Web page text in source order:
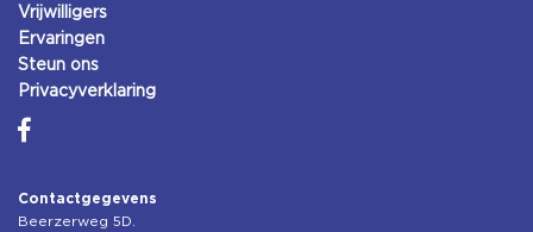
Vrijwilligers
Ervaringen
Steun ons
Privacyverklaring
Contactgegevens
Beerzerweg 5D.